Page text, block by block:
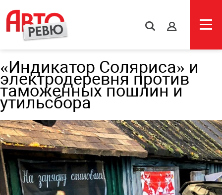
s
«Индикатор Соляриса» и
электродеревня против
таможенных пошлин и
утильсбора